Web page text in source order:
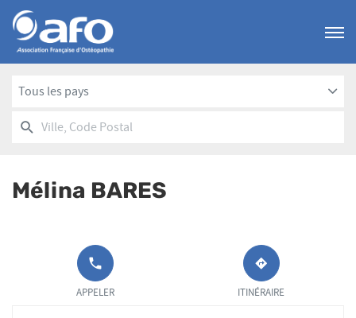
Menu
Tous les pays
Ville,RECHERCHER
UN
AFO
Mélina BARES
APPELER LE
POINT DE
VENTE
APPELER ITINÉRAIRE
JUSQU'AU
POINT
DE